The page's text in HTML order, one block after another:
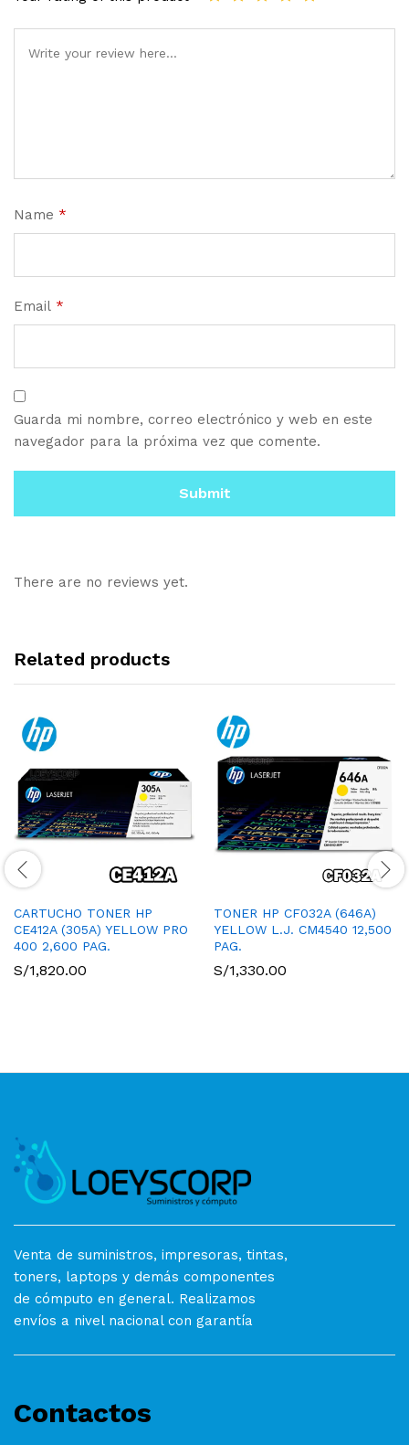
Name *
Email *
Guarda mi nombre, correo electrónico y web en este
navegador para la próxima vez que comente.
There are no reviews yet.
Related products
CARTUCHO TONER HP
CE412A (305A) YELLOW PRO
400 2,600 PAG.
S/1,820.00
TONER HP CF032A (646A)
YELLOW L.J. CM4540 12,500
PAG.
S/1,330.00
Venta de suministros, impresoras, tintas,
toners, laptops y demás componentes
de cómputo en general. Realizamos
envíos a nivel nacional con garantía
Contactos